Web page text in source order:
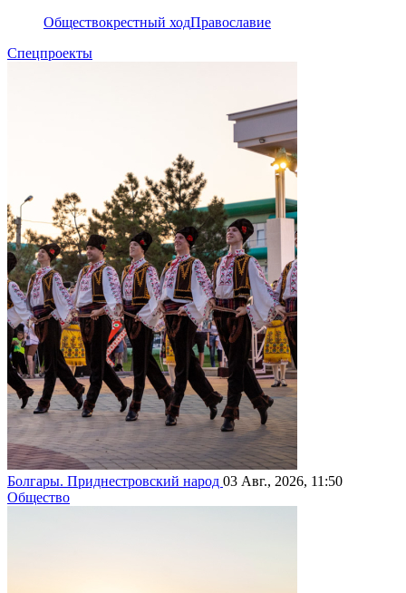
Обществокрестный ходПравославие
Спецпроекты
Болгары. Приднестровский народ 03 Авг., 2026, 11:50
Общество